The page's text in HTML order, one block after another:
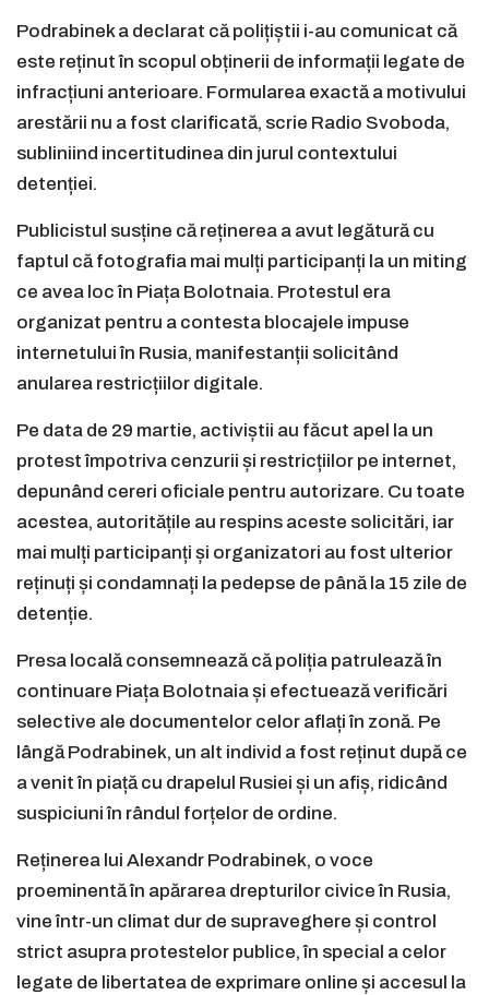
Podrabinek a declarat că polițiștii i-au comunicat că
este reținut în scopul obținerii de informații legate de
infracțiuni anterioare. Formularea exactă a motivului
arestării nu a fost clarificată, scrie Radio Svoboda,
subliniind incertitudinea din jurul contextului
detenției.
Publicistul susține că reținerea a avut legătură cu
faptul că fotografia mai mulți participanți la un miting
ce avea loc în Piața Bolotnaia. Protestul era
organizat pentru a contesta blocajele impuse
internetului în Rusia, manifestanții solicitând
anularea restricțiilor digitale.
Pe data de 29 martie, activiștii au făcut apel la un
protest împotriva cenzurii și restricțiilor pe internet,
depunând cereri oficiale pentru autorizare. Cu toate
acestea, autoritățile au respins aceste solicitări, iar
mai mulți participanți și organizatori au fost ulterior
reținuți și condamnați la pedepse de până la 15 zile de
detenție.
Presa locală consemnează că poliția patrulează în
continuare Piața Bolotnaia și efectuează verificări
selective ale documentelor celor aflați în zonă. Pe
lângă Podrabinek, un alt individ a fost reținut după ce
a venit în piață cu drapelul Rusiei și un afiș, ridicând
suspiciuni în rândul forțelor de ordine.
Reținerea lui Alexandr Podrabinek, o voce
proeminentă în apărarea drepturilor civice în Rusia,
vine într-un climat dur de supraveghere și control
strict asupra protestelor publice, în special a celor
legate de libertatea de exprimare online și accesul la